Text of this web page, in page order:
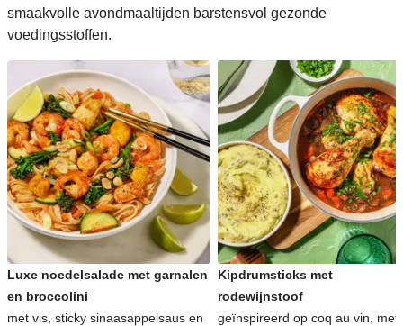
smaakvolle avondmaaltijden barstensvol gezonde
voedingsstoffen.
Luxe noedelsalade met garnalen
en broccolini
met vis, sticky sinaasappelsaus en
Kipdrumsticks met
rodewijnstoof
geïnspireerd op coq au vin, met